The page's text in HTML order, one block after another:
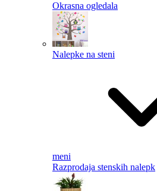
Okrasna ogledala
Nalepke na steni
meni
Razprodaja stenskih nalepk